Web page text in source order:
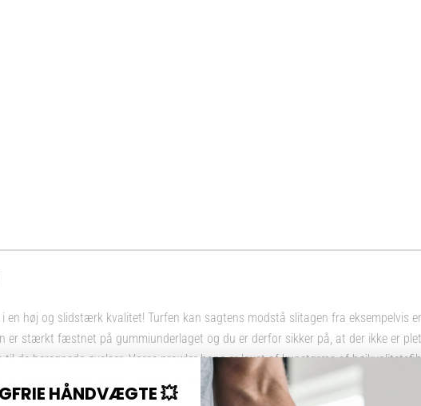
en høj og slidstærk kvalitet! Turfen kan sagtens modstå slitagen fra eksempelvis
er stærkt fæstnet på gummiunderlaget og du er derfor sikker på, at der ikke er
de beregnede øvelser. Vores prowler bane er lavet af kunstgræs af
vil have glæde af turfen i mange år fremover.
HÅNDVÆGTE 💥